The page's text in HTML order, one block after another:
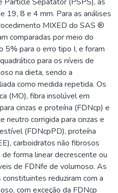
19, 8 e 4 mm. Para as análises
MIXED do SAS ®
comparadas por meio do
5% para o erro tipo I, e foram
para os níveis de
na dieta, sendo a
como medida repetida. Os
(MO), fibra insolúvel em
cinzas e proteína (FDNcp) e
corrigida para cinzas e
(FDNcpPD), proteína
carboidratos não fibrosos
forma linear decrescente ou
de FDNfe de volumoso. As
reduziram com a
com exceção da FDNcp